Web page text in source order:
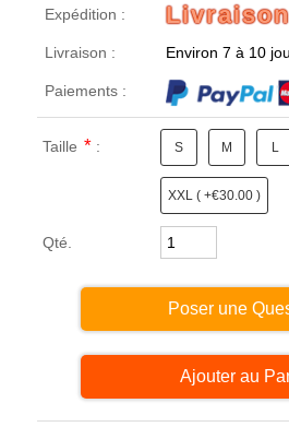
Expédition :
Livraison : Environ 7 à 10
Paiements :
Taille * : S M L
XXL ( +€30.00 )
Qté.
Poser une